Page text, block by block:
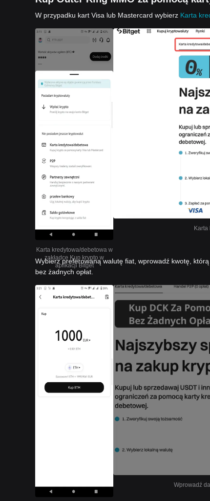
W przypadku kart Visa lub Mastercard wybierz Karta
Karta kredytowa/debetowa w
zakładce Kup krypto w
aplikacji Bitget
Karta
Wybierz preferowaną walutę fiat, wprowadź kwotę,
bez żadnych opłat.
Wprowadź